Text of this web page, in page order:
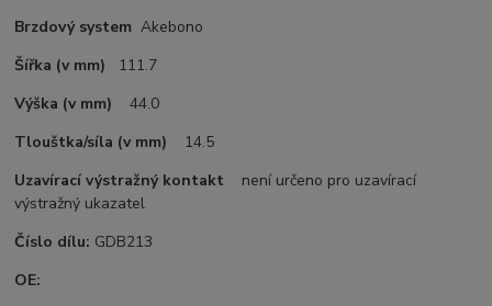
Brzdový system Akebono
Šířka (v mm) 111.7
Výška (v mm)
44.0
Tlouštka/síla (v mm)
14.5
Uzavírací výstražný kontakt není určeno pro uzavírací
výstražný ukazatel
Číslo dílu: GDB213
OE: